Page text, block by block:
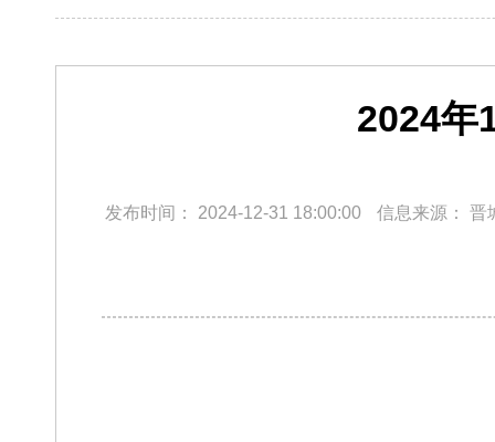
2024年
发布时间： 2024-12-31 18:00:00 信息来源： 晋